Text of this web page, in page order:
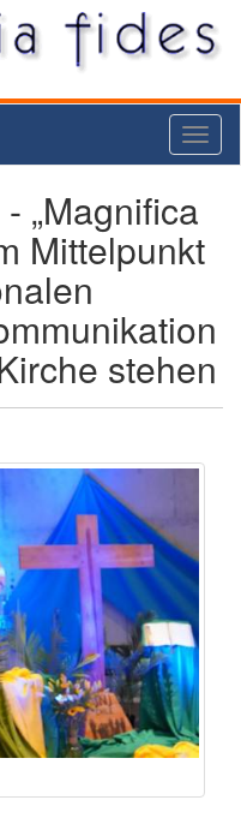
„Magnifica
Mittelpunkt
stehen